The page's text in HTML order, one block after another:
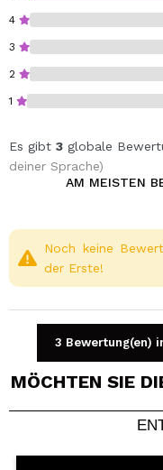
4
3
2
1
Es gibt 3 globale
deiner Sprache)
AM MEISTEN
Ein
Dein Video
Noch keine
der Erste!
3 Bewertung(en)
MÖCHTEN SIE